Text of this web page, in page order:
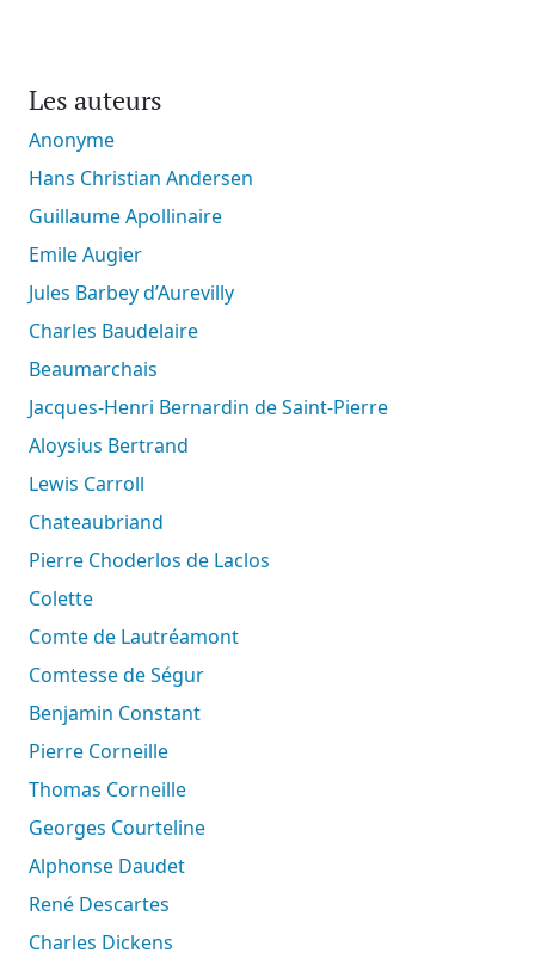
Les auteurs
Anonyme
Hans Christian Andersen
Guillaume Apollinaire
Emile Augier
Jules Barbey d’Aurevilly
Charles Baudelaire
Beaumarchais
Jacques-Henri Bernardin de Saint-Pierre
Aloysius Bertrand
Lewis Carroll
Chateaubriand
Pierre Choderlos de Laclos
Colette
Comte de Lautréamont
Comtesse de Ségur
Benjamin Constant
Pierre Corneille
Thomas Corneille
Georges Courteline
Alphonse Daudet
René Descartes
Charles Dickens